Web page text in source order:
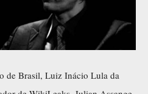
de Brasil, Luiz Inácio Lula da